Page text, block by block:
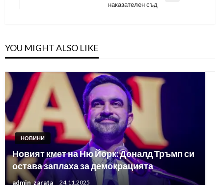
наказателен съд
YOU MIGHT ALSO LIKE
НОВИНИ
Новият кмет на Ню Йорк: Доналд Тръмп си
остава заплаха за демокрацията
admin_zarata 24.11.2025